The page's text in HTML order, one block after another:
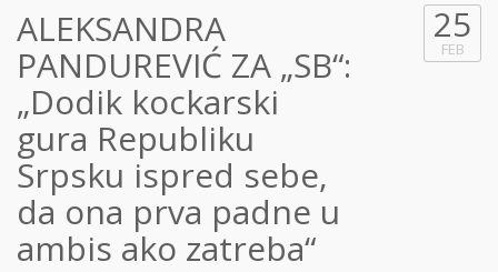
ALEKSANDRA
PANDUREVIĆ ZA „SB“:
„Dodik kockarski
gura Republiku
Srpsku ispred sebe,
da ona prva padne u
ambis ako zatreba“
25
FEB